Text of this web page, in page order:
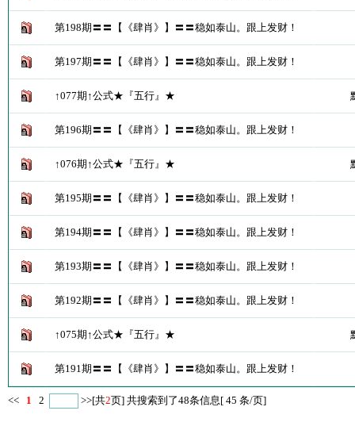
第198期〓〓【《肆肖》】〓〓稳如泰山。跟上发财！
第197期〓〓【《肆肖》】〓〓稳如泰山。跟上发财！
↑077期↑公式★『五行』★
第196期〓〓【《肆肖》】〓〓稳如泰山。跟上发财！
↑076期↑公式★『五行』★
第195期〓〓【《肆肖》】〓〓稳如泰山。跟上发财！
第194期〓〓【《肆肖》】〓〓稳如泰山。跟上发财！
第193期〓〓【《肆肖》】〓〓稳如泰山。跟上发财！
第192期〓〓【《肆肖》】〓〓稳如泰山。跟上发财！
↑075期↑公式★『五行』★
第191期〓〓【《肆肖》】〓〓稳如泰山。跟上发财！
<< 1 2 >>[共2页] 共搜索到了48条信息[ 45 条/页]